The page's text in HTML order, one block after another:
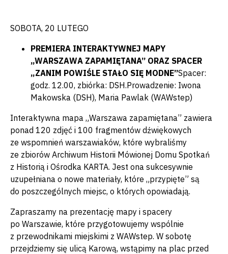
SOBOTA, 20 LUTEGO
PREMIERA INTERAKTYWNEJ MAPY
„WARSZAWA ZAPAMIĘTANA” ORAZ SPACER
„ZANIM POWIŚLE STAŁO SIĘ MODNE”Spacer:
godz. 12.00, zbiórka: DSH.Prowadzenie: Iwona
Makowska (DSH), Maria Pawlak (WAWstep)
Interaktywna mapa „Warszawa zapamiętana” zawiera
ponad 120 zdjęć i 100 fragmentów dźwiękowych
ze wspomnień warszawiaków, które wybraliśmy
ze zbiorów Archiwum Historii Mówionej Domu Spotkań
z Historią i Ośrodka KARTA. Jest ona sukcesywnie
uzupełniana o nowe materiały, które „przypięte” są
do poszczególnych miejsc, o których opowiadają.
Zapraszamy na prezentację mapy i spacery
po Warszawie, które przygotowujemy wspólnie
z przewodnikami miejskimi z WAWstep. W sobotę
przejdziemy się ulicą Karową, wstąpimy na plac przed